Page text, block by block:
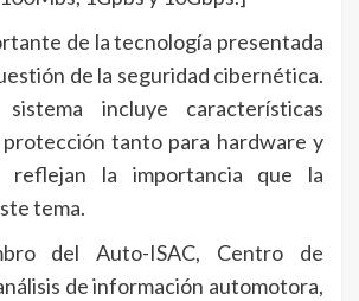
de la tecnología presentada
de la seguridad cibernética.
incluye características
protección tanto para hardware y
reflejan la importancia que la
tema.
del Auto-ISAC, Centro de
de información automotora,